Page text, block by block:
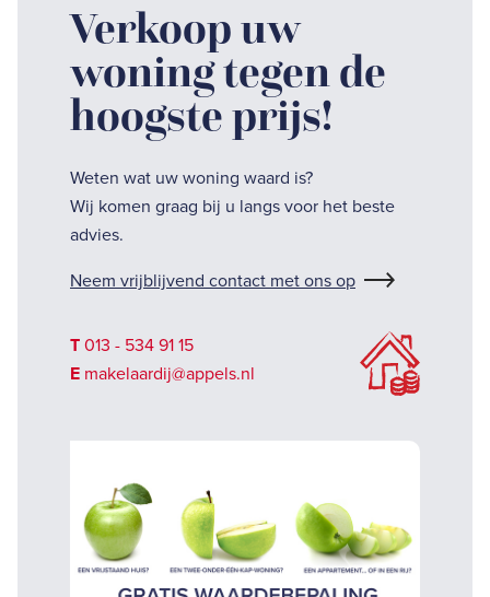
Verkoop uw
woning tegen de
hoogste prijs!
Weten wat uw woning waard is?
Wij komen graag bij u langs voor het beste
advies.
Neem vrijblijvend contact met ons op
T 013 - 534 91 15
E makelaardij@appels.nl